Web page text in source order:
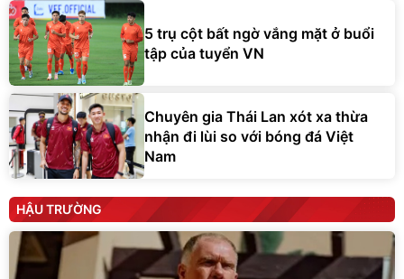
5 trụ cột bất ngờ vắng mặt ở buổi
tập của tuyển VN
Chuyên gia Thái Lan xót xa thừa
nhận đi lùi so với bóng đá Việt
Nam
HẬU TRƯỜNG